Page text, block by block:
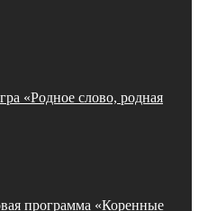
«Родное слово, родная
программа «Коренные